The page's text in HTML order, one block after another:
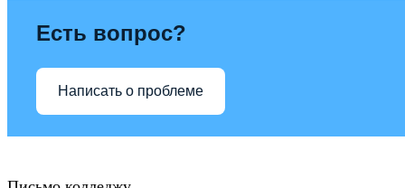
Есть вопрос?
Написать о проблеме